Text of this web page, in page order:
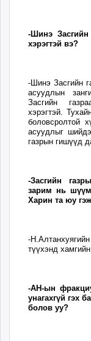
unread.today
-Шинэ Засгийн
хэрэгтэй вэ?
-Шинэ Засгийн
асуудлын
Засгийн
хэрэгтэй.
боловсролтой
асуудлыг
газрын гишүүд
-Засгийн
зарим нь
Харин та юу
-
түүхэнд
-АН-ын
унагахгүй гэх
болов уу?